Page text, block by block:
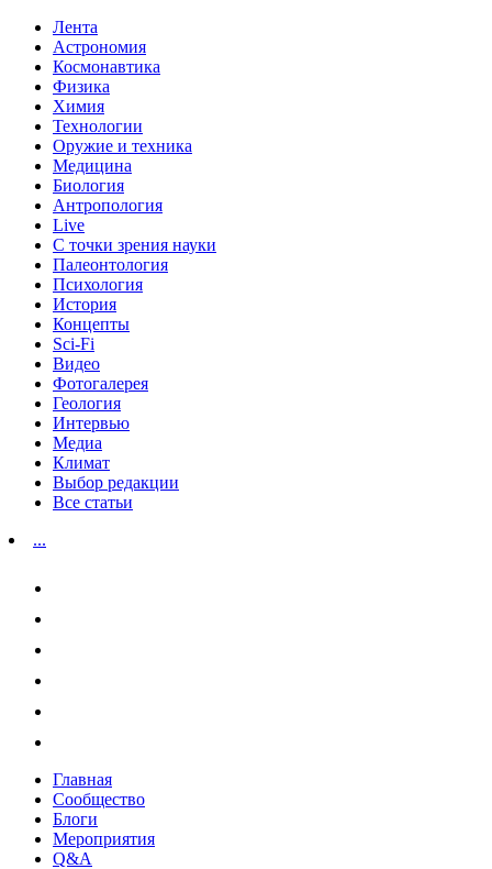
Лента
Астрономия
Космонавтика
Физика
Химия
Технологии
Оружие и техника
Медицина
Биология
Антропология
Live
С точки зрения науки
Палеонтология
Психология
История
Концепты
Sci-Fi
Видео
Фотогалерея
Геология
Интервью
Медиа
Климат
Выбор редакции
Все статьи
...
Главная
Сообщество
Блоги
Мероприятия
Q&A